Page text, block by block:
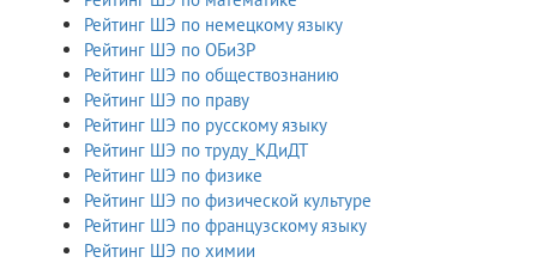
Рейтинг ШЭ по немецкому языку
Рейтинг ШЭ по ОБиЗР
Рейтинг ШЭ по обществознанию
Рейтинг ШЭ по праву
Рейтинг ШЭ по русскому языку
Рейтинг ШЭ по труду_КДиДТ
Рейтинг ШЭ по физике
Рейтинг ШЭ по физической культуре
Рейтинг ШЭ по французскому языку
Рейтинг ШЭ по химии